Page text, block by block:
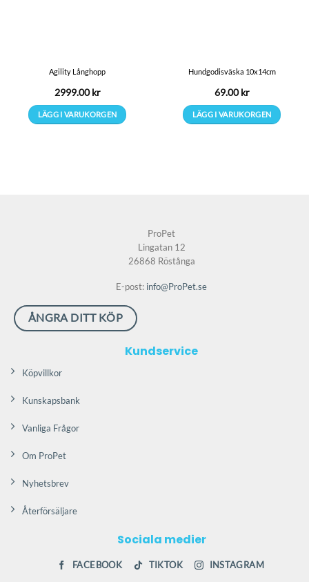
Agility Långhopp
2999.00kr
LÄGG I VARUKORGEN
Hundgodisväska 10x14cm
69.00kr
LÄGG I VARUKORGEN
ProPet
Lingatan 12
26868 Röstånga
E-post: info@ProPet.se
ÅNGRA DITT KÖP
Kundservice
Köpvillkor
Kunskapsbank
Vanliga Frågor
Om ProPet
Nyhetsbrev
Återförsäljare
Sociala medier
FACEBOOK TIKTOK INSTAGRAM